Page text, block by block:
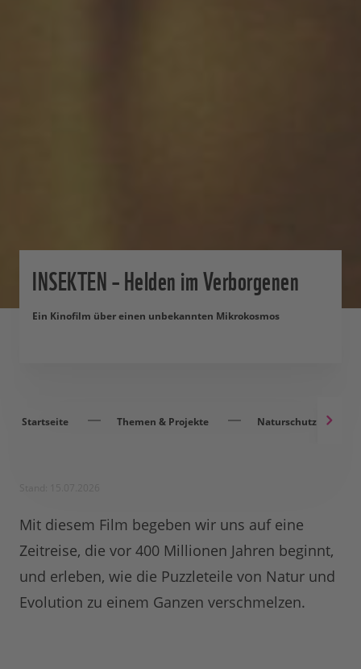
INSEKTEN – Helden im Verborgenen
Ein Kinofilm über einen unbekannten Mikrokosmos
Startseite Themen & Projekte Naturschutz
Mit diesem Film begeben wir uns auf eine
Zeitreise, die vor 400 Millionen Jahren beginnt,
und erleben, wie die Puzzleteile von Natur und
Evolution zu einem Ganzen verschmelzen.